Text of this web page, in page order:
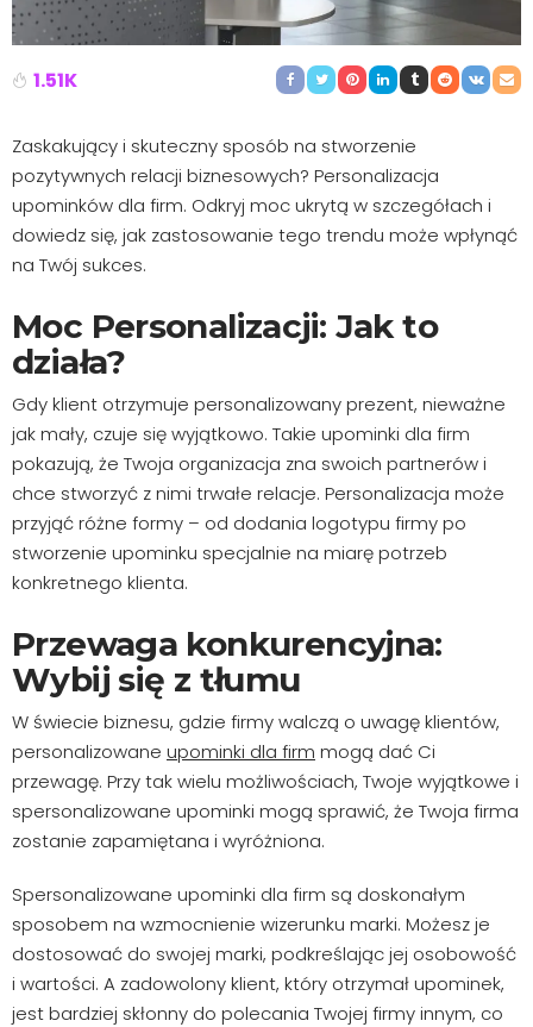
1.51K
Zaskakujący i skuteczny sposób na stworzenie
pozytywnych relacji biznesowych? Personalizacja
upominków dla firm. Odkryj moc ukrytą w szczegółach i
dowiedz się, jak zastosowanie tego trendu może wpłynąć
na Twój sukces.
Moc Personalizacji: Jak to
działa?
Gdy klient otrzymuje personalizowany prezent, nieważne
jak mały, czuje się wyjątkowo. Takie upominki dla firm
pokazują, że Twoja organizacja zna swoich partnerów i
chce stworzyć z nimi trwałe relacje. Personalizacja może
przyjąć różne formy – od dodania logotypu firmy po
stworzenie upominku specjalnie na miarę potrzeb
konkretnego klienta.
Przewaga konkurencyjna:
Wybij się z tłumu
W świecie biznesu, gdzie firmy walczą o uwagę klientów,
personalizowane upominki dla firm mogą dać Ci
przewagę. Przy tak wielu możliwościach, Twoje wyjątkowe i
spersonalizowane upominki mogą sprawić, że Twoja firma
zostanie zapamiętana i wyróżniona.
Spersonalizowane upominki dla firm są doskonałym
sposobem na wzmocnienie wizerunku marki. Możesz je
dostosować do swojej marki, podkreślając jej osobowość
i wartości. A zadowolony klient, który otrzymał upominek,
jest bardziej skłonny do polecania Twojej firmy innym, co